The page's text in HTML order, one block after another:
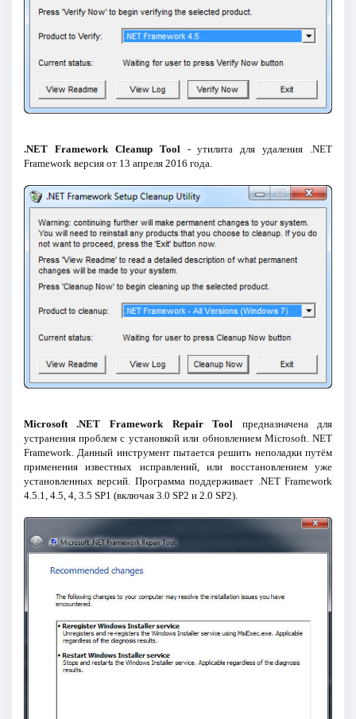
.NET Framework Cleanup Tool- утилита для удаления .NET
Framework версия от 13 апреля 2016 года.
Microsoft .NET Framework Repair Tool предназначена для
устранения проблем с установкой или обновлением Microsoft. NET
Framework. Данный инструмент пытается решить неполадки путём
применения известных исправлений, или восстановлением уже
установленных версий. Программа поддерживает .NET Framework
4.5.1, 4.5, 4, 3.5 SP1 (включая 3.0 SP2 и 2.0 SP2).